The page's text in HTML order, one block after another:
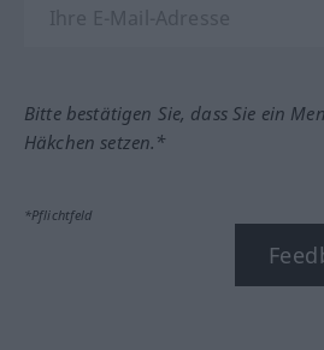
Bitte bestätigen Sie, dass Sie ein
Häkchen setzen.*
*Pflichtfeld